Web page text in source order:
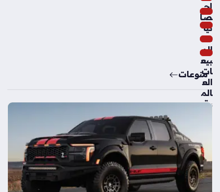
إح
صا
ئيا
ت
الم
بيع
ات
الع
الم
ية
سي
ارة
الك
منوعات